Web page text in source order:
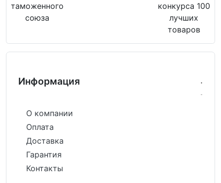
таможенного
союза
конкурса 100
лучших
товаров
Информация
О компании
Оплата
Доставка
Гарантия
Контакты